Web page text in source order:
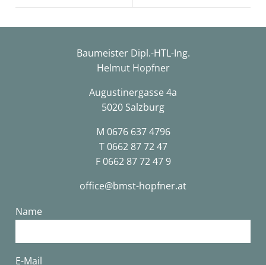
Baumeister Dipl.-HTL-Ing.
Helmut Hopfner
Augustinergasse 4a
5020 Salzburg
M 0676 637 4796
T0662 87 72 47
F 0662 87 72 47 9
office@bmst-hopfner.at
Name
E-Mail